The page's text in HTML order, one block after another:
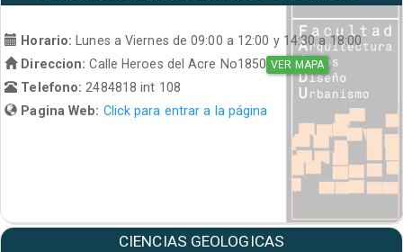
Horario:
Lunes a Viernes de 09:00 a 12:00 y 14:30 a 18:00
Direccion: Calle Heroes del Acre No1850 VER MAPA
Telefono: 2484818 int 108
Pagina Web: Click para entrar a la página
CIENCIAS GEOLOGICAS